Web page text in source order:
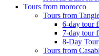
Tours from morocco
Tours from
6-day tour
7-day tour
8-Day
Tours from